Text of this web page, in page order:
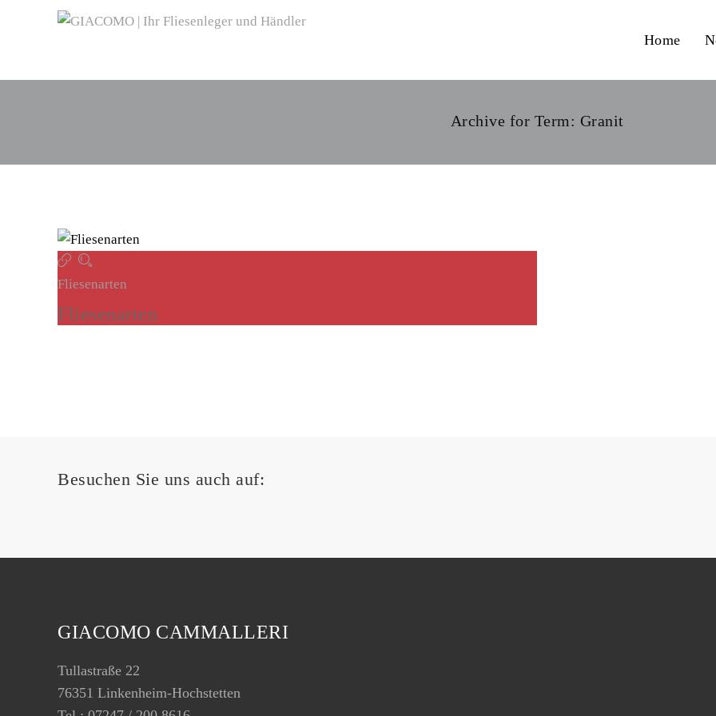
Home
Archive for Term: Granit
Fliesenarten
Fliesenarten
Besuchen Sie uns auch auf:
GIACOMO CAMMALLERI
Tullastraße 22
76351 Linkenheim-Hochstetten